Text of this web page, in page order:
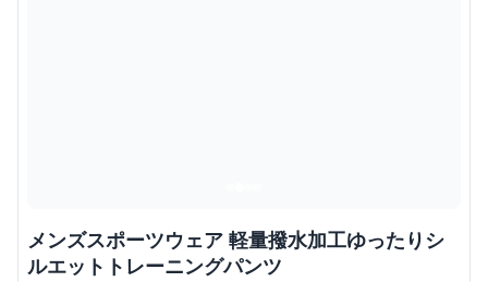
メンズスポーツウェア 軽量撥水加工ゆったりシ
ルエットトレーニングパンツ